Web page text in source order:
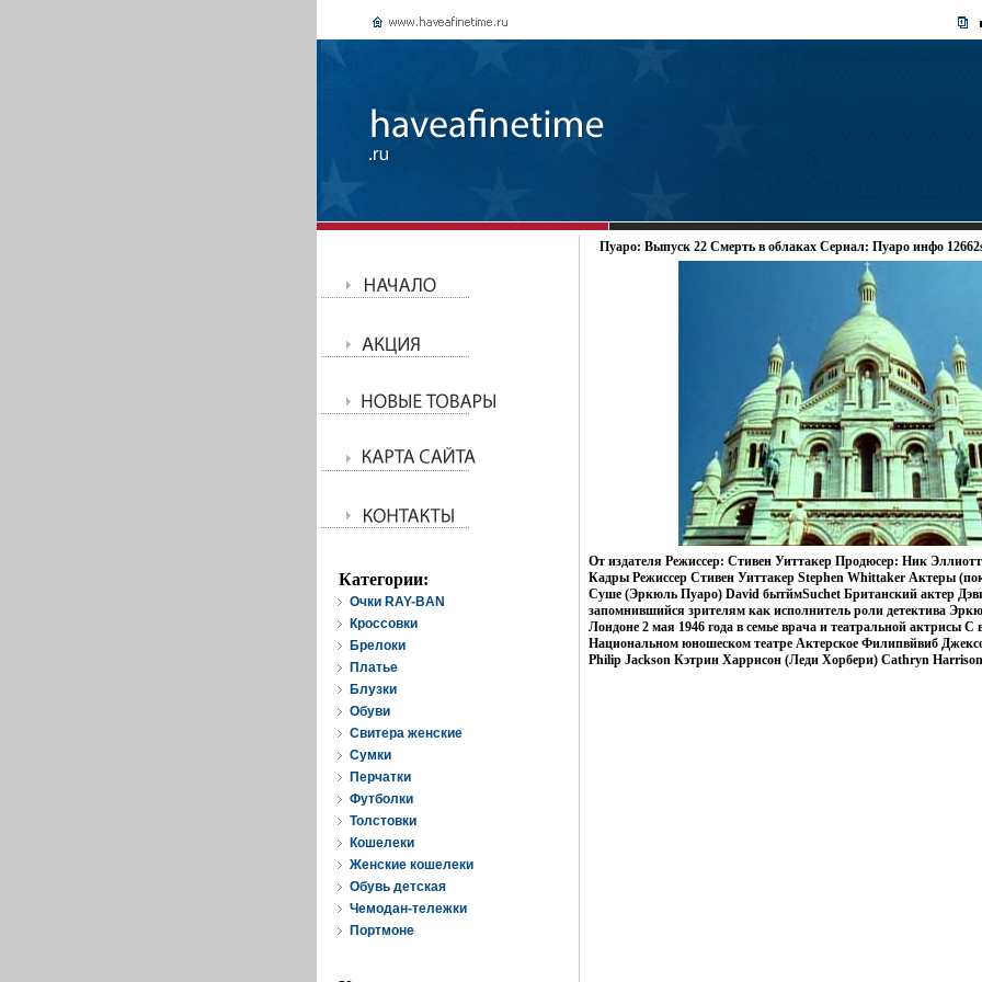
Категории:
Очки RAY-BAN
Кроссовки
Брелоки
Платье
Блузки
Обуви
Свитера женские
Cумки
Перчатки
Футболки
Толстовки
Кошелеки
Женские кошелеки
Обувь детская
Чемодан-тележки
Портмоне
Пуаро: Выпуск 22 Смерть в облаках Сериал: Пуаро инфо
От издателя Режиссер: Стивен Уиттакер Продюсер: Ник
Кадры Режиссер Стивен Уиттакер Stephen Whittaker Актеры
Суше (Эркюль Пуаро) David бытймSuchet Британский актер
запомнившийся зрителям как исполнитель роли детектива
Лондоне 2 мая 1946 года в семье врача и театральной актрисы С
Национальном юношеском театре Актерское Филипвйвиб
Philip Jackson Кэтрин Харрисон (Леди Хорбери) Cathryn